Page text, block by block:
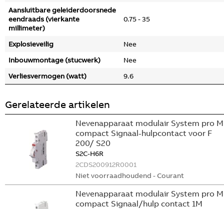
Aansluitbare geleiderdoorsnede
eendraads (vierkante
millimeter)
0.75 - 35
Explosieveilig
Nee
Inbouwmontage (stucwerk)
Nee
Verliesvermogen (watt)
9.6
Gerelateerde artikelen
Nevenapparaat modulair System pro M
compact Signaal-hulpcontact voor F
200/ S20
S2C-H6R
2CDS200912R0001
Niet voorraadhoudend - Courant
Nevenapparaat modulair System pro M
compact Signaal/hulp contact 1M